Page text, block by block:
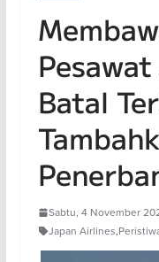
Batal
Sabtu, 4 November
Japan Airlines,